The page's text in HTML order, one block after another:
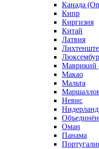
Канада
Кипр
Киргизия
Китай
Латвия
Макао
Мальта
Нeвис
Оман
Панама